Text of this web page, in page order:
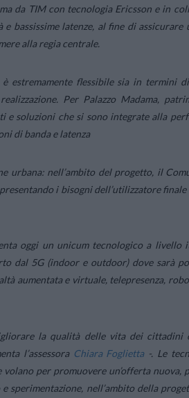
da TIM con tecnologia Ericsson e in
bassissime latenze, al fine di assicurare
alla regia centrale.
è estremamente flessibile sia in termini
Per Palazzo Madama,
soluzioni che si sono integrate alla
di banda e latenza
urbana: nell’ambito del progetto, il
i bisogni dell’utilizzatore
oggi un unicum tecnologico a
dal 5G (indoor e outdoor) dove sarà
aumentata e virtuale, telepresenza,
la qualità delle vita dei
l’assessora Chiara Foglietta-. Le
per promuovere un’offerta
sperimentazione, nell’ambito della